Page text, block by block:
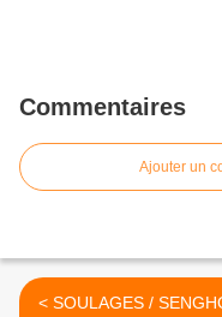
Commentaires
Ajouter un
< SOULAGES /